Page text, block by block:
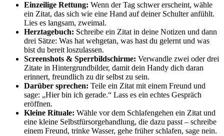
Einzeilige Rettung: Wenn der Tag schwer erscheint, wähle
ein Zitat, das sich wie eine Hand auf deiner Schulter anfühlt.
Lies es langsam, zweimal.
Herztagebuch: Schreibe ein Zitat in deine Notizen und dann
drei Sätze: Was hat wehgetan, was hast du gelernt und was
bist du bereit loszulassen.
Screenshots & Sperrbildschirme: Verwandle zwei oder drei
Zitate in Hintergrundbilder, damit dein Handy dich daran
erinnert, freundlich zu dir selbst zu sein.
Darüber sprechen: Teile ein Zitat mit einem Freund und
sage: „Hier bin ich gerade.“ Lass es ein echtes Gespräch
eröffnen.
Kleine Rituale: Wähle vor dem Schlafengehen ein Zitat und
eine kleine Selbstfürsorgehandlung, die dazu passt – schreibe
einem Freund, trinke Wasser, gehe früher schlafen, sage nein.